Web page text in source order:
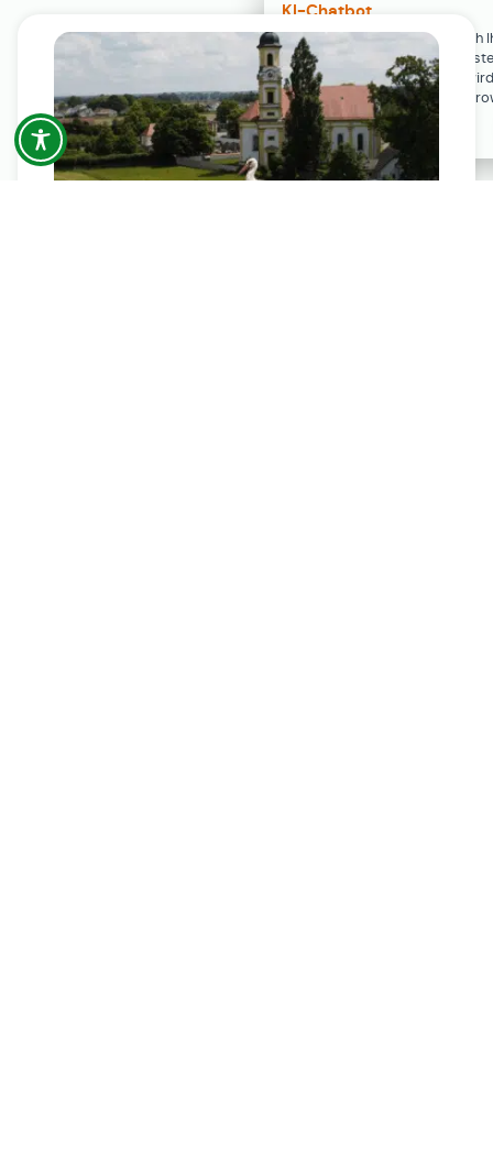
KI-Chatbot
Der KI-Chatbot steht erst nach
Einwilligung in den Cookie-
Verfügung. Der Chat-Verlauf
ausschließlich lokal in Ihrem
gespeichert.